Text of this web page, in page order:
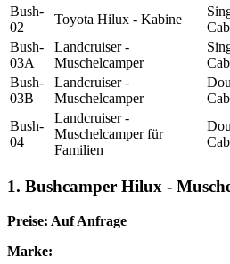
Bush-
02
Toyota Hilux - Kabine
Cab
Bush-
03A
Landcruiser -
Muschelcamper
Cab
Bush-
03B
Landcruiser -
Muschelcamper
Cab
Bush-
04
Landcruiser -
Muschelcamper für
Familien
Cab
1. Bushcamper Hilux -
Preise: Auf Anfrage
Marke: